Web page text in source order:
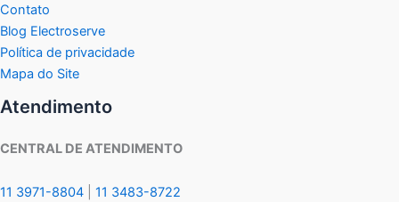
Contato
Blog Electroserve
Política de privacidade
Mapa do Site
Atendimento
CENTRAL DE ATENDIMENTO
11 3971-8804
11 3483-8722